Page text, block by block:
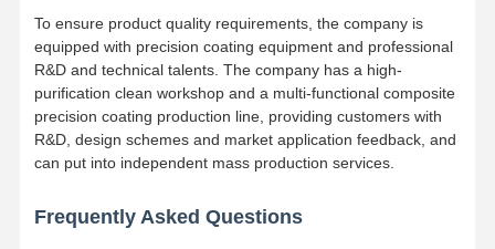
Βιομηχανική ταινία
To ensure product quality requirements, the company is
equipped with precision coating equipment and professional
R&D and technical talents. The company has a high-
purification clean workshop and a multi-functional composite
precision coating production line, providing customers with
R&D, design schemes and market application feedback, and
can put into independent mass production services.
Frequently Asked Questions